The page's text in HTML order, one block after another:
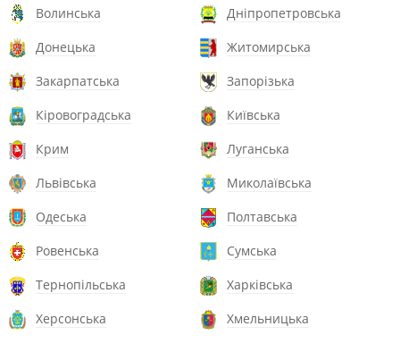
Волинська
Дніпропетровська
Донецька
Житомирська
Закарпатська
Запорізька
Кіровоградська
Київська
Крим
Луганська
Львівська
Миколаївська
Одеська
Полтавська
Ровенська
Сумська
Тернопільська
Харківська
Херсонська
Хмельницька